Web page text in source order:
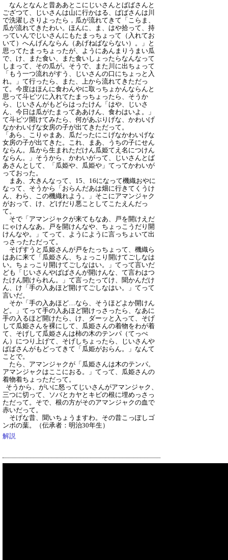
なんとなんと昔ああとこにじいさんとばばさんと
ござつて、じいさんは山に行かはる、ばばさんは川
で洗濯しさりよったら，瓜が流れてきて「こらま、
瓜が流れてきたわい。ほんに、ま、はや拾って、持
っていんでじいさんにもたまっちょって（入れてお
いて）へんげんならん（あげねばならない）。」と
思ってたまっちょったが、ようにあんまりうまい瓜
で、け、また食い、また食いしょったらなんなって
しまって、その瓜が。そうで、また川に出ちょって
「もう一つ流れがすう、じいさんの口にちょっと入
れ。」て行ったら、また、上から流れてきただっ
て。今度はほんに食わんやに取っちょかんならんと
思って斗ビツに入れてたまっちょったら、そうか
ら、じいさんがもどらはったけん「はや、じいさ
ん、今日は瓜がたまってああけん、食わはいよ。」
て斗ビツ開けてみたら、何があぶりげな、かわいげ
なかわいげな女房の子が出てきただって。
「あら、こりゃまあ、瓜だったにこげなかわいげな
女房の子が出てきた。これ、まあ、うちの子にせん
ならん。瓜から生まれただけん瓜姫てえ名につけん
ならん。」そうから、かわいがって、じいさんとば
あさんとして、「瓜姫や、瓜姫や」てってかわいが
っておった。
まあ、大きんなって、15、16になって機織おやに
なって、そうから「おらんだあは畑に行きてくうけ
ん、わら、この機織れよう。」そこにアマンジャク
がおって、け、どげだり悪ことしてこたえんだっ
て。
そで「アマンジャクが来てもなあ、戸を開けえだ
にゃけんなあ。戸を開けんなや、ちょっこうだり開
けんなや。」てって、ようにように言っちょいて出
っさったただって。
そげすうと瓜姫さんが戸をたっちょって、機織ら
はあに来て「瓜姫さん、ちょっこり開けてごしなは
い。ちょっこり開けてごしなはい。」てって言いだ
ども「じいさんやばばさんが開けんな、て言わはつ
たけん開けられん。」て言ったってけ、聞かんだけ
ん、け「手の入あほど開けてごしなはい。」てって
言いだ。
そか「手の入あほど…なら、そうほどよか開けん
ど。」てって手の入あほど開けっさったら、なあに
手の入るほど開けたら、け、ダーッと入って、そげ
して瓜姫さんを裸にして、瓜姫さんの着物をわが着
て、そげして瓜姫さんは柿の木のテンパ（てっぺ
ん）につり上げて、そげしちょったら、じいさんや
ばばさんがもどってきて「瓜姫がおらん。」なんて
ことで。
たら、アマンジャクが「瓜姫さんは木のテンパ。
アマンジャクはここにおる。」てって、瓜姫さんの
着物着ちょっただって。
そうから、がいに怒ってじいさんがアマンジャク、
三つに切って、ソバとカヤとキビの根に埋めっさっ
ただって。そで、根の方がそのアマンジャクの血で
赤いだって。
そげな昔、聞いちょうますわ。その昔こっぽしゴ
ンボの葉。
（伝承者：明治30年生）
解説